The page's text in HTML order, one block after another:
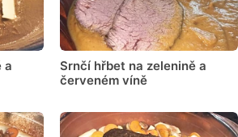
a
Srnčí hřbet na zelenině a
červeném víně